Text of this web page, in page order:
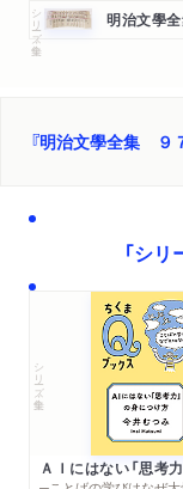
問はでもしるき北京
『銃後』序（大隈重信）
『肉彈』ドイツ語版
解題（木村毅）
年譜（海老原惇・
參考文獻（木村毅編）
シリーズ・全集 明治文學
『明治文學全集 ９
「シ
シリーズ・全集